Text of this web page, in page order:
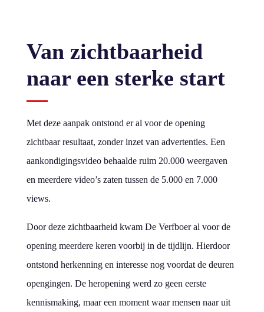
Van zichtbaarheid
naar een sterke start
Met deze aanpak ontstond er al voor de opening
zichtbaar resultaat, zonder inzet van advertenties. Een
aankondigingsvideo behaalde ruim 20.000 weergaven
en meerdere video’s zaten tussen de 5.000 en 7.000
views.
Door deze zichtbaarheid kwam De Verfboer al voor de
opening meerdere keren voorbij in de tijdlijn. Hierdoor
ontstond herkenning en interesse nog voordat de deuren
opengingen. De heropening werd zo geen eerste
kennismaking, maar een moment waar mensen naar uit